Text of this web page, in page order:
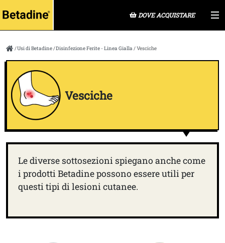
DOVE ACQUISTARE
Usi di Betadine Disinfezione Ferite - Linea Gialla Vesciche
Vesciche
Le diverse sottosezioni spiegano anche come
i prodotti Betadine possono essere utili per
questi tipi di lesioni cutanee.